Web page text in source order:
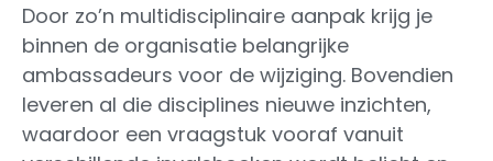
Door zo’n multidisciplinaire aanpak krijg je
binnen de organisatie belangrijke
ambassadeurs voor de wijziging. Bovendien
leveren al die disciplines nieuwe inzichten,
waardoor een vraagstuk vooraf vanuit